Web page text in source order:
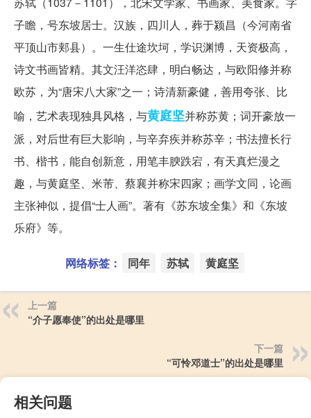
子瞻，号东坡居士。汉族，四川人，葬于颍昌（今河南省
平顶山市郏县）。一生仕途坎坷，学识渊博，天资极高，
诗文书画皆精。其文汪洋恣肆，明白畅达，与欧阳修并称
欧苏，为“唐宋八大家”之一；诗清新豪健，善用夸张、比
喻，艺术表现独具风格，与黄庭坚并称苏黄；词开豪放一
派，对后世有巨大影响，与辛弃疾并称苏辛；书法擅长行
书、楷书，能自创新意，用笔丰腴跌宕，有天真烂漫之
趣，与黄庭坚、米芾、蔡襄并称宋四家；画学文同，论画
主张神似，提倡“士人画”。著有《苏东坡全集》和《东坡
乐府》等。
网络标签： 同年 苏轼 黄庭坚
上一篇
“介子愿奉使”的出处是哪里
下一篇
“可怜邓道士”的出处是哪里
相关问题